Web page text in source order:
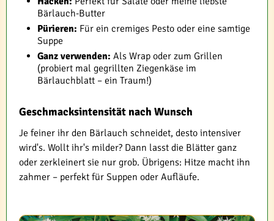
Bärlauch-Butter
Pürieren: Für ein cremiges Pesto oder eine samtige
Suppe
Ganz verwenden: Als Wrap oder zum Grillen
(probiert mal gegrillten Ziegenkäse im
Bärlauchblatt – ein Traum!)
Geschmacksintensität nach Wunsch
Je feiner ihr den Bärlauch schneidet, desto intensiver
wird's. Wollt ihr's milder? Dann lasst die Blätter ganz
oder zerkleinert sie nur grob. Übrigens: Hitze macht ihn
zahmer – perfekt für Suppen oder Aufläufe.